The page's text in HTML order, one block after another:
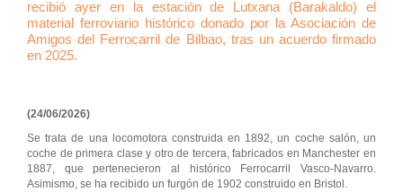
recibió ayer en la estación de Lutxana (Barakaldo) el
material ferroviario histórico donado por la Asociación de
Amigos del Ferrocarril de Bilbao, tras un acuerdo firmado
en 2025.
(24/06/2026)
Se trata de una locomotora construida en 1892, un coche salón, un
coche de primera clase y otro de tercera, fabricados en Manchester en
1887, que pertenecieron al histórico Ferrocarril Vasco-Navarro.
Asimismo, se ha recibido un furgón de 1902 construido en Bristol.